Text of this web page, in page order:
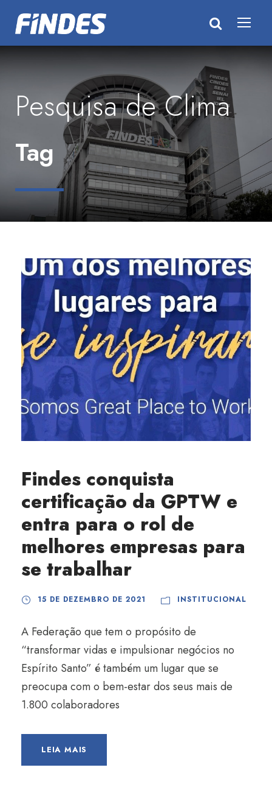
Pesquisa de Clima
Tag
Findes conquista
certificação da GPTW e
entra para o rol de
melhores empresas para
se trabalhar
15 DE DEZEMBRO DE 2021 INSTITUCIONAL
A Federação que tem o propósito de
“transformar vidas e impulsionar negócios no
Espírito Santo” é também um lugar que se
preocupa com o bem-estar dos seus mais de
1.800 colaboradores
LEIA MAIS